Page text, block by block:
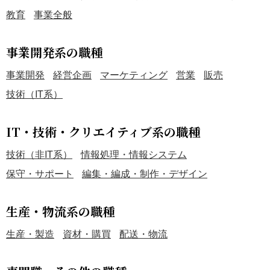
教育
事業全般
事業開発系の職種
事業開発 経営企画 マーケティング 営業
販売
技術（IT系）
IT・技術・クリエイティブ系の職種
技術（非IT系）
情報処理・情報システム
保守・サポート
編集・編成・制作・デザイン
生産・物流系の職種
生産・製造 資材・購買 配送・物流